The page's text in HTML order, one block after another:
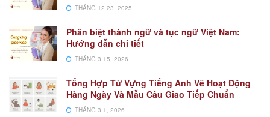
THÁNG 12 23, 2025
Phân biệt thành ngữ và tục ngữ Việt Nam:
Hướng dẫn chi tiết
THÁNG 3 15, 2026
Tổng Hợp Từ Vựng Tiếng Anh Về Hoạt Động
Hàng Ngày Và Mẫu Câu Giao Tiếp Chuẩn
THÁNG 3 1, 2026